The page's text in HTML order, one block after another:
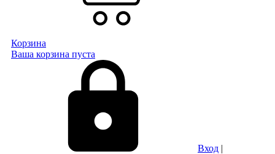
Корзина
Ваша корзина пуста
Вход |